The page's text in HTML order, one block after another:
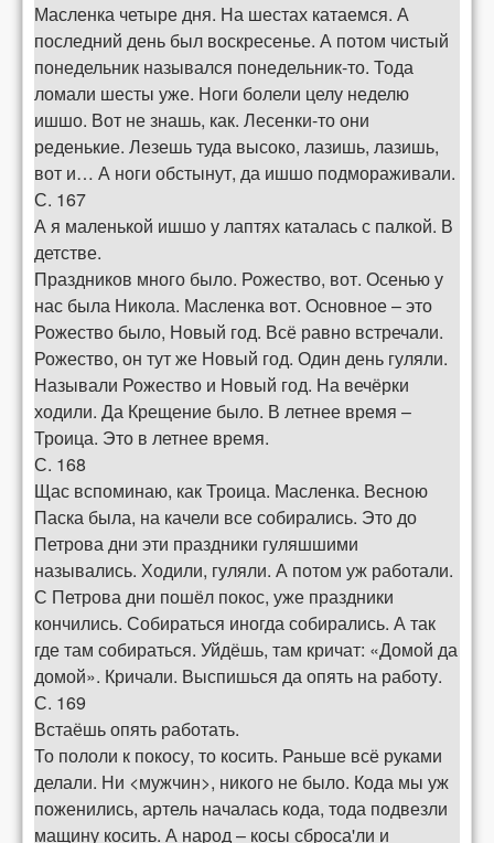
Масленка четыре дня. На шестах катаемся. А
последний день был воскресенье. А потом чистый
понедельник назывался понедельник-то. Тода
ломали шесты уже. Ноги болели целу неделю
ишшо. Вот не знашь, как. Лесенки-то они
реденькие. Лезешь туда высоко, лазишь, лазишь,
вот и… А ноги обстынут, да ишшо подмораживали.
С. 167
А я маленькой ишшо у лаптях каталась с палкой. В
детстве.
Праздников много было. Рожество, вот. Осенью у
нас была Никола. Масленка вот. Основное – это
Рожество было, Новый год. Всё равно встречали.
Рожество, он тут же Новый год. Один день гуляли.
Называли Рожество и Новый год. На вечёрки
ходили. Да Крещение было. В летнее время –
Троица. Это в летнее время.
С. 168
Щас вспоминаю, как Троица. Масленка. Весною
Паска была, на качели все собирались. Это до
Петрова дни эти праздники гуляшшими
назывались. Ходили, гуляли. А потом уж работали.
С Петрова дни пошёл покос, уже праздники
кончились. Собираться иногда собирались. А так
где там собираться. Уйдёшь, там кричат: «Домой да
домой». Кричали. Выспишься да опять на работу.
С. 169
Встаёшь опять работать.
То пололи к покосу, то косить. Раньше всё руками
делали. Ни <мужчин>, никого не было. Кода мы уж
поженились, артель началась кода, тода подвезли
мащину косить. А народ – косы сброса'ли и